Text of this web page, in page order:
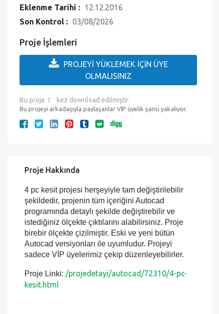
Eklenme Tarihi : 12.12.2016
Son Kontrol : 03/08/2026
Proje İşlemleri
PROJEYİ YÜKLEMEK İÇİN ÜYE
OLMALISINIZ
Bu proje 1 kez download edilmiştir.
Bu projeyi arkadaşıyla paylaşanlar VİP üyelik şansı yakalıyor.
Proje Hakkında
4 pc kesit projesi herşeyiyle tam değiştirilebilir
şekildedir, projenin tüm içeriğini Autocad
programında detaylı şekilde değiştirebilir ve
istediğiniz ölçekte çıktılarını alabilirsiniz. Proje
birebir ölçekte çizilmiştir. Eski ve yeni bütün
Autocad versiyonları ile uyumludur. Projeyi
sadece VİP üyelerimiz çekip düzenleyebilirler.
Proje Linki: /projedetayi/autocad/72310/4-pc-
kesit.html